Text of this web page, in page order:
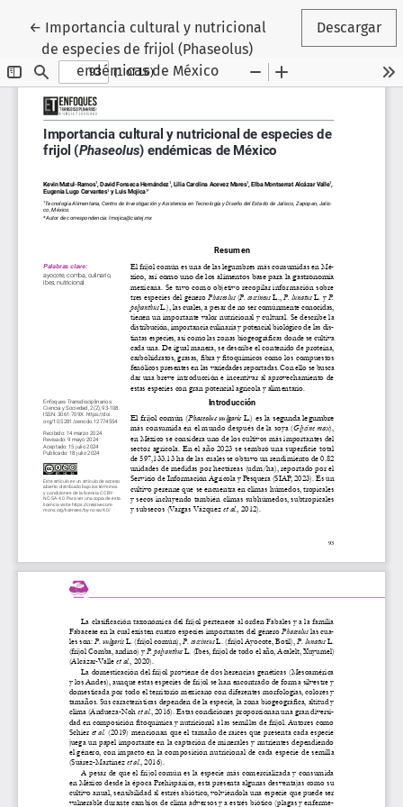
← Volver a los detalles del artículo
Importancia cultural y nutricional
de especies de frijol (Phaseolus)
endémicas de México
Descargar